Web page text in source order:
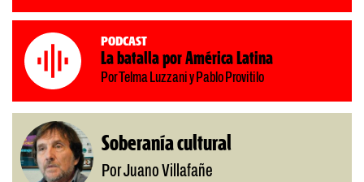
Podcast
La batalla por América Latina
Por Telma Luzzani y Pablo Provitilo
Soberanía cultural
Por Juano Villafañe